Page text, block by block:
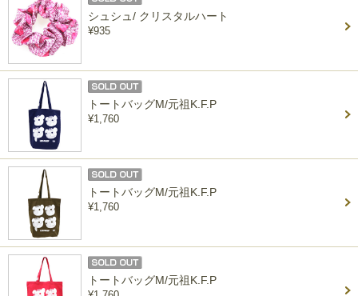
シュシュ/ クリスタルハート
¥935
トートバッグM/元祖K.F.P
¥1,760
トートバッグM/元祖K.F.P
¥1,760
トートバッグM/元祖K.F.P